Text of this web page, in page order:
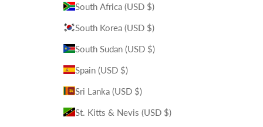
South Africa (USD $)
South Korea (USD $)
South Sudan (USD $)
Spain (USD $)
Sri Lanka (USD $)
St. Kitts & Nevis (USD $)